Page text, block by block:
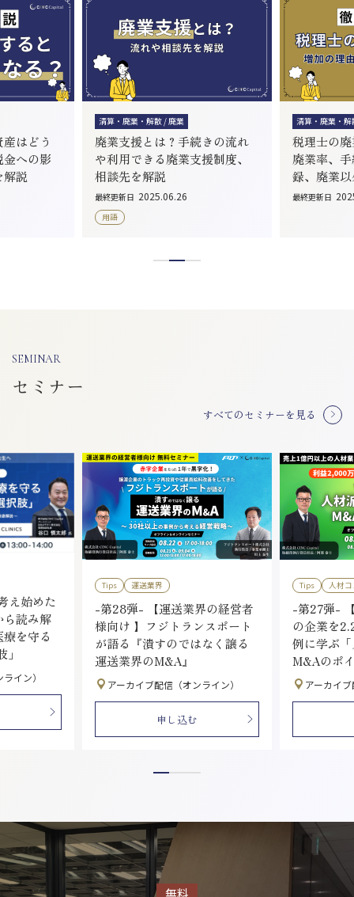
はどう
への影
解説
清算・廃業・解散 / 廃業
廃業支援とは？手続きの流れ
や利用できる廃業支援制度、
相談先を解説
最終更新日 2025.06.26
用語
清算・廃業・解
税理士の
廃業率、
録、廃業
最終更新日
SEMINAR
セミナー
すべてのセミナーを見る
え始めた
ら読み解
を守る
イン）
Tips 運送業界
-第28弾- 【運送業界の経営者
様向け 】フジトランスポート
が語る『潰すのではなく譲る
運送業界のM&A』
アーカイブ配信（オンライン）
申し込む
Tips 人材
-第27弾-
の企業を
例に学ぶ
M&Aのポ
アーカイ
無料